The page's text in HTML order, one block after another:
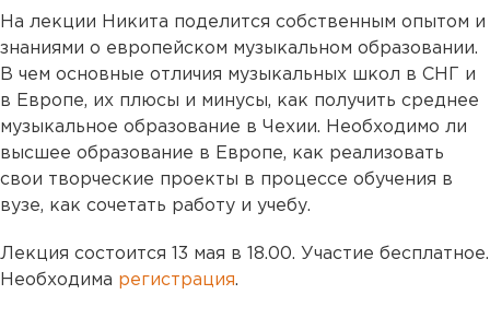
На лекции Никита поделится собственным опытом и
знаниями о европейском музыкальном образовании.
В чем основные отличия музыкальных школ в СНГ и
в Европе, их плюсы и минусы, как получить среднее
музыкальное образование в Чехии. Необходимо ли
высшее образование в Европе, как реализовать
свои творческие проекты в процессе обучения в
вузе, как сочетать работу и учебу.
Лекция состоится 13 мая в 18.00. Участие бесплатное.
Необходима регистрация.